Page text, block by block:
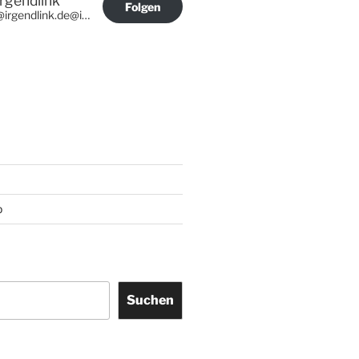
@irgendlink.de@irgendlink.de
Folgen
Suchen